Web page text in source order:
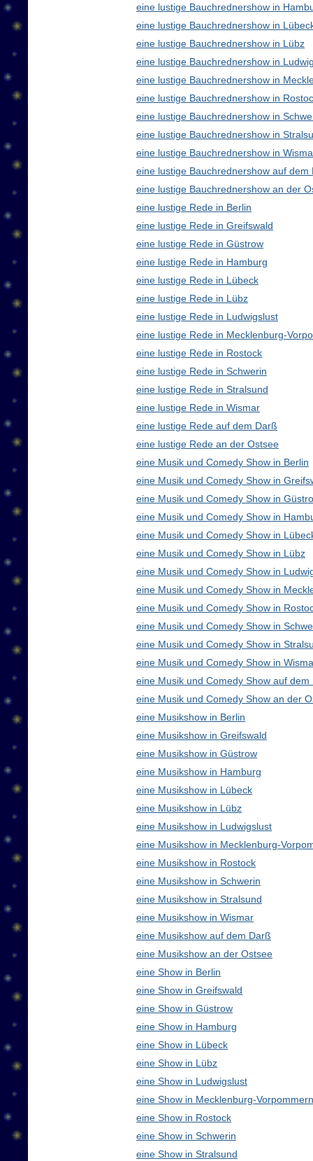
eine lustige Bauchrednershow in
eine lustige Bauchrednershow in
eine lustige Bauchrednershow in Lübz
eine lustige Bauchrednershow in
eine lustige Bauchrednershow in
eine lustige Bauchrednershow in
eine lustige Bauchrednershow in
eine lustige Bauchrednershow in
eine lustige Bauchrednershow in
eine lustige Bauchrednershow auf dem
eine lustige Bauchrednershow an der
eine lustige Rede in Berlin
eine lustige Rede in Greifswald
eine lustige Rede in Güstrow
eine lustige Rede in Hamburg
eine lustige Rede in Lübeck
eine lustige Rede in Lübz
eine lustige Rede in Ludwigslust
eine lustige Rede in Mecklenburg-
eine lustige Rede in Rostock
eine lustige Rede in Schwerin
eine lustige Rede in Stralsund
eine lustige Rede in Wismar
eine lustige Rede auf dem Darß
eine lustige Rede an der Ostsee
eine Musik und Comedy Show in Berlin
eine Musik und Comedy Show in
eine Musik und Comedy Show in
eine Musik und Comedy Show in
eine Musik und Comedy Show in
eine Musik und Comedy Show in Lübz
eine Musik und Comedy Show in
eine Musik und Comedy Show in
eine Musik und Comedy Show in
eine Musik und Comedy Show in
eine Musik und Comedy Show in
eine Musik und Comedy Show in
eine Musik und Comedy Show auf dem
eine Musik und Comedy Show an der
eine Musikshow in Berlin
eine Musikshow in Greifswald
eine Musikshow in Güstrow
eine Musikshow in Hamburg
eine Musikshow in Lübeck
eine Musikshow in Lübz
eine Musikshow in Ludwigslust
eine Musikshow in Mecklenburg-
eine Musikshow in Rostock
eine Musikshow in Schwerin
eine Musikshow in Stralsund
eine Musikshow in Wismar
eine Musikshow auf dem Darß
eine Musikshow an der Ostsee
eine Show in Berlin
eine Show in Greifswald
eine Show in Güstrow
eine Show in Hamburg
eine Show in Lübeck
eine Show in Lübz
eine Show in Ludwigslust
eine Show in Mecklenburg-
eine Show in Rostock
eine Show in Schwerin
eine Show in Stralsund